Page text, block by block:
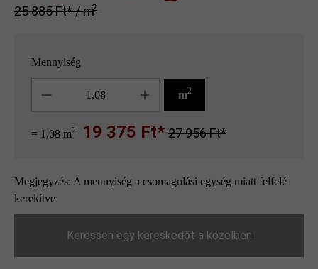
25 885 Ft‎‎‎* / m2
Mennyiség
m2
= 1,08 m2 19 375 Ft* 27 956 Ft*
Megjegyzés: A mennyiség a csomagolási egység miatt felfelé
kerekítve
Keressen egy kereskedőt a közelben